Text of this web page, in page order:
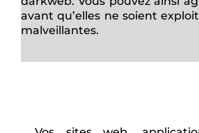
avant qu’elles ne soient
malveillantes.